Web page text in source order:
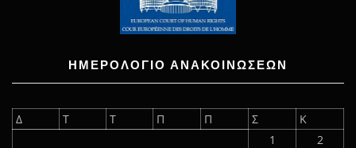
ΗΜΕΡΟΛΟΓΙΟ ΑΝΑΚΟΙΝΩΣΕΩΝ
Δ Τ Τ Π Π Σ
Κ
1
2